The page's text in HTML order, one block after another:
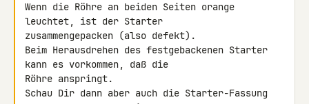
Wenn die Röhre an beiden Seiten orange
leuchtet, ist der Starter
zusammengepacken (also defekt).
Beim Herausdrehen des festgebackenen Starter
kann es vorkommen, daß die
Röhre anspringt.
Schau Dir dann aber auch die Starter-Fassung